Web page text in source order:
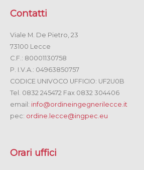
Contatti
Viale M. De Pietro, 23
73100 Lecce
C.F.: 80001130758
P. I.V.A.: 04963850757
CODICE UNIVOCO UFFICIO: UF2U0B
Tel. 0832 245472 Fax 0832 304406
email: info@ordineingegnerilecce.it
pec: ordine.lecce@ingpec.eu
Orari uffici